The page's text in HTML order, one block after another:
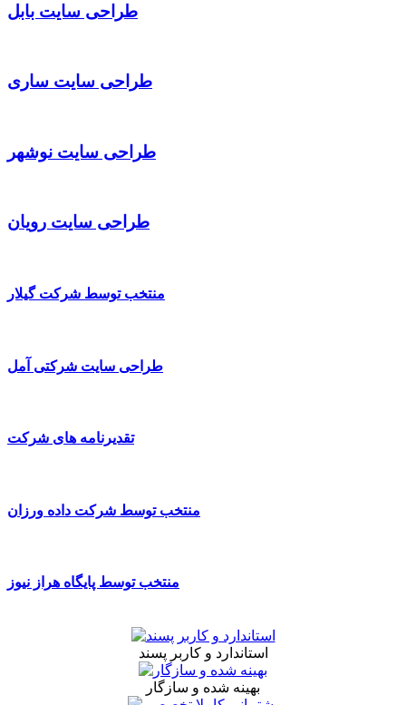
طراحی سایت بابل
طراحی سایت ساری
طراحی سایت نوشهر
طراحی سایت رویان
منتخب توسط شرکت گیلار
طراحی سایت شرکتی آمل
تقدیرنامه های شرکت
منتخب توسط شرکت داده ورزان
منتخب توسط پایگاه هراز نیوز
استاندارد و کاربر پسند
بهینه شده و سازگار